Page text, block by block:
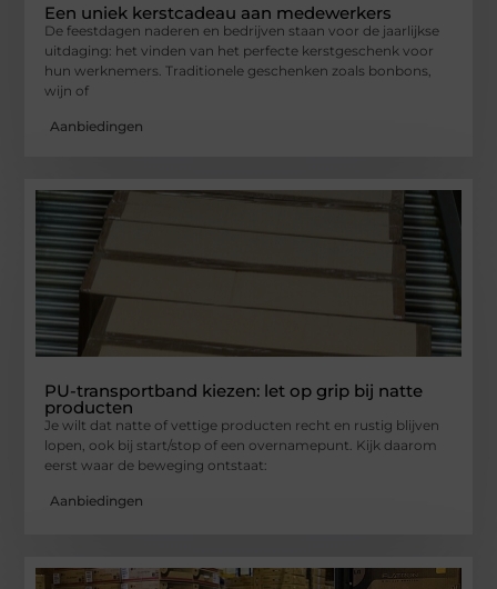
Een uniek kerstcadeau aan medewerkers
De feestdagen naderen en bedrijven staan voor de jaarlijkse
uitdaging: het vinden van het perfecte kerstgeschenk voor
hun werknemers. Traditionele geschenken zoals bonbons,
wijn of
Aanbiedingen
PU-transportband kiezen: let op grip bij natte
producten
Je wilt dat natte of vettige producten recht en rustig blijven
lopen, ook bij start/stop of een overnamepunt. Kijk daarom
eerst waar de beweging ontstaat:
Aanbiedingen